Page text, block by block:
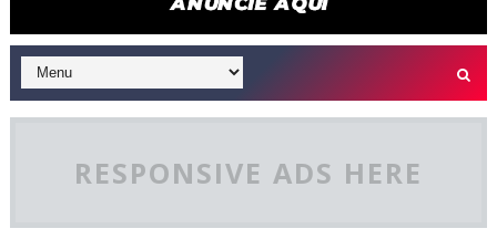
RESPONSIVE ADS HERE